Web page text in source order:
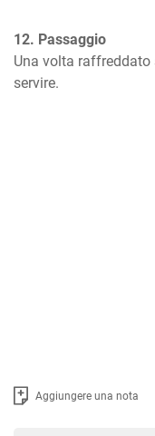
12. Passaggio
Una volta raffreddato
servire.
Aggiungere una nota